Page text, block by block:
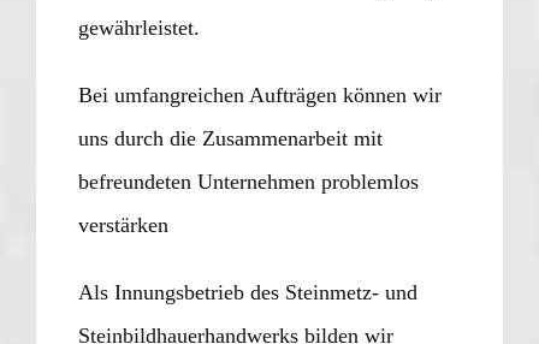
gewährleistet.
Bei umfangreichen Aufträgen können wir
uns durch die Zusammenarbeit mit
befreundeten Unternehmen problemlos
verstärken
Als Innungsbetrieb des Steinmetz- und
Steinbildhauerhandwerks bilden wir